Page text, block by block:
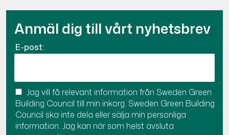
Anmäl dig till vårt nyhetsbrev
E-post:
Jag vill få relevant information från Sweden Green
Building Council till min inkorg. Sweden Green Building
Council ska inte dela eller sälja min personliga
information. Jag kan när som helst avsluta